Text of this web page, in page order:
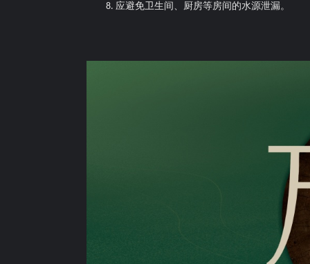
8. 应避免卫生间、厨房等房间的水源泄漏。